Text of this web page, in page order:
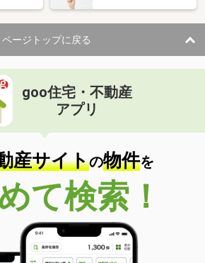
岡山県岡山市北区三門東町
積 26.8m²
1K
本町１丁目
岡山県岡山市北区島田本町１丁目
積 21.23m²
1K
5.20万円
岡山県岡山市中区八幡
42.04m²
1LDK
ページトップに戻る
goo住宅・不動産
アプリ
産サイトの物件を
て検索！